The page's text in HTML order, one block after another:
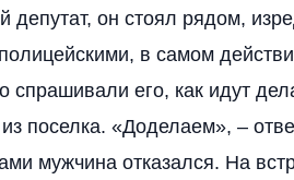
депутат, он стоял рядом,
в самом
его, как идут
поселка. «Доделаем», –
мужчина отказался. На